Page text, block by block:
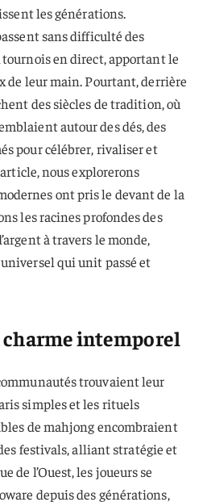
les générations.
sans difficulté des
en direct, apportant le
de leur main. Pourtant, derrière
des siècles de tradition, où
autour des dés, des
pour célébrer, rivaliser et
nous explorerons
ont pris le devant de la
les racines profondes des
à travers le monde,
qui unit passé et
charme intemporel
trouvaient leur
simples et les rituels
de mahjong encombraient
festivals, alliant stratégie et
de l’Ouest, les joueurs se
depuis des générations,